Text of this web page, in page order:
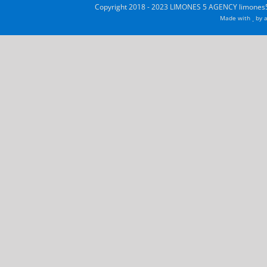
Copyright 2018 - 2023 LIMONES 5 AGENCY
Made with by